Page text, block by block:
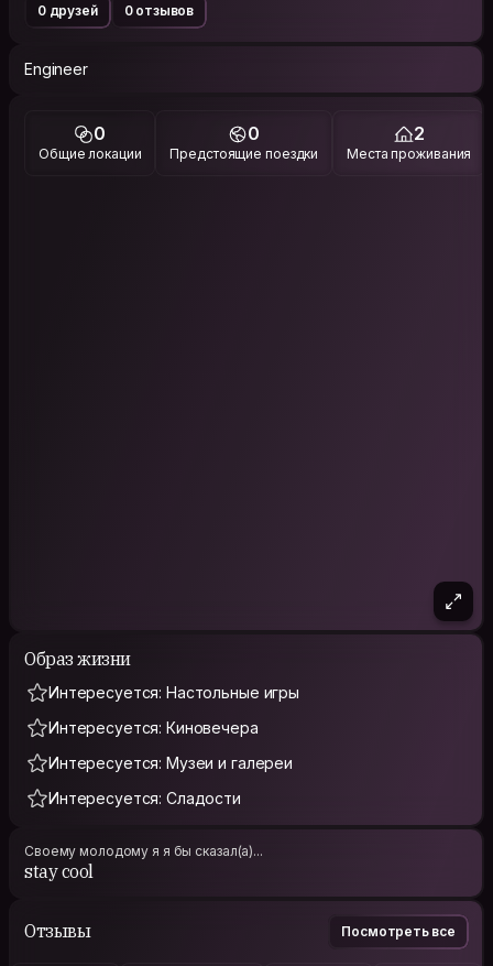
0 друзей 0 отзывов
Engineer
0
Общие локации
0
Предстоящие поездки
2
Места проживания
Образ жизни
Интересуется: Настольные игры
Интересуется: Киновечера
Интересуется: Музеи и галереи
Интересуется: Сладости
Своему молодому я я бы сказал(а)...
stay cool
Отзывы Посмотреть все